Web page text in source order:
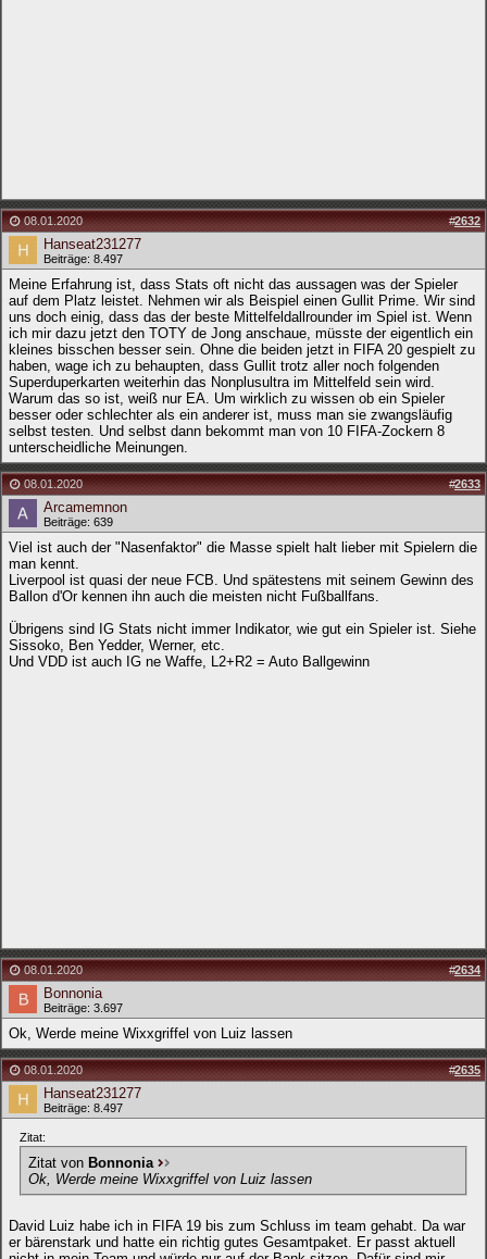
08.01.2020 #2632
Hanseat231277
Beiträge: 8.497
Meine Erfahrung ist, dass Stats oft nicht das aussagen was der Spieler
auf dem Platz leistet. Nehmen wir als Beispiel einen Gullit Prime. Wir sind
uns doch einig, dass das der beste Mittelfeldallrounder im Spiel ist. Wenn
ich mir dazu jetzt den TOTY de Jong anschaue, müsste der eigentlich ein
kleines bisschen besser sein. Ohne die beiden jetzt in FIFA 20 gespielt zu
haben, wage ich zu behaupten, dass Gullit trotz aller noch folgenden
Superduperkarten weiterhin das Nonplusultra im Mittelfeld sein wird.
Warum das so ist, weiß nur EA. Um wirklich zu wissen ob ein Spieler
besser oder schlechter als ein anderer ist, muss man sie zwangsläufig
selbst testen. Und selbst dann bekommt man von 10 FIFA-Zockern 8
unterscheidliche Meinungen.
08.01.2020 #2633
Arcamemnon
Beiträge: 639
Viel ist auch der "Nasenfaktor" die Masse spielt halt lieber mit Spielern die
man kennt.
Liverpool ist quasi der neue FCB. Und spätestens mit seinem Gewinn des
Ballon d'Or kennen ihn auch die meisten nicht Fußballfans.
Übrigens sind IG Stats nicht immer Indikator, wie gut ein Spieler ist. Siehe
Sissoko, Ben Yedder, Werner, etc.
Und VDD ist auch IG ne Waffe, L2+R2 = Auto Ballgewinn
08.01.2020 #2634
Bonnonia
Beiträge: 3.697
Ok, Werde meine Wixxgriffel von Luiz lassen
08.01.2020 #2635
Hanseat231277
Beiträge: 8.497
Zitat:
Zitat von Bonnonia
Ok, Werde meine Wixxgriffel von Luiz lassen
David Luiz habe ich in FIFA 19 bis zum Schluss im team gehabt. Da war
er bärenstark und hatte ein richtig gutes Gesamtpaket. Er passt aktuell